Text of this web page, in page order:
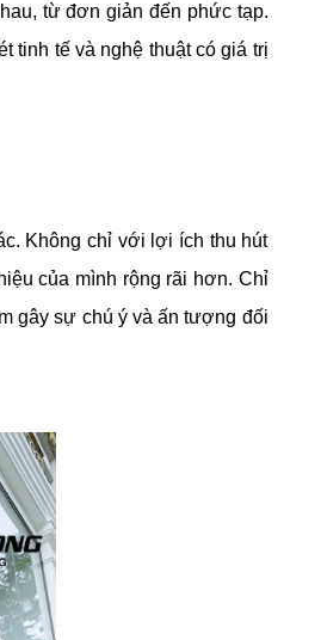
từ đơn giản đến phức tạp.
tinh tế và nghệ thuật có giá trị
Không chỉ với lợi ích thu hút
của mình rộng rãi hơn. Chỉ
gây sự chú ý và ấn tượng đối